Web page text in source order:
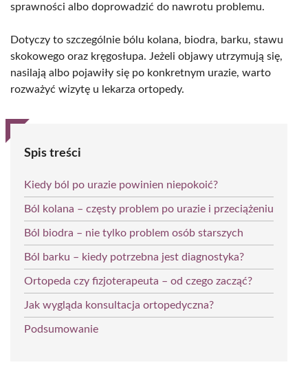
sprawności albo doprowadzić do nawrotu problemu.
Dotyczy to szczególnie bólu kolana, biodra, barku, stawu
skokowego oraz kręgosłupa. Jeżeli objawy utrzymują się,
nasilają albo pojawiły się po konkretnym urazie, warto
rozważyć wizytę u lekarza ortopedy.
Spis treści
Kiedy ból po urazie powinien niepokoić?
Ból kolana – częsty problem po urazie i przeciążeniu
Ból biodra – nie tylko problem osób starszych
Ból barku – kiedy potrzebna jest diagnostyka?
Ortopeda czy fizjoterapeuta – od czego zacząć?
Jak wygląda konsultacja ortopedyczna?
Podsumowanie